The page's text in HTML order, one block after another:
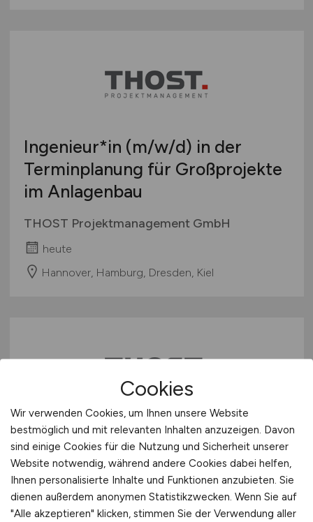
Ingenieur*in (m/w/d) in der
Terminplanung für Großprojekte
im Anlagenbau
THOST Projektmanagement GmbH
heute
Hannover, Hamburg, Dresden, Kiel
Ingenieur*in(m/w/d)in der
Terminplanung für Großprojekte
im Anlagenbau
THOST Projektmanagement GmbH
Cookies
Wir verwenden Cookies, um Ihnen unsere Website
bestmöglich und mit relevanten Inhalten anzuzeigen. Davon
sind einige Cookies für die Nutzung und Sicherheit unserer
Website notwendig, während andere Cookies dabei helfen,
Ihnen personalisierte Inhalte und Funktionen anzubieten. Sie
dienen außerdem anonymen Statistikzwecken. Wenn Sie auf
"Alle akzeptieren" klicken, stimmen Sie der Verwendung aller